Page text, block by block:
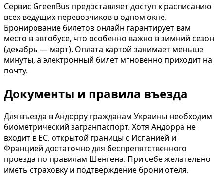
Сервис GreenBus предоставляет доступ к расписанию
всех ведущих перевозчиков в одном окне.
Бронирование билетов онлайн гарантирует вам
место в автобусе, что особенно важно в зимний сезон
(декабрь — март). Оплата картой занимает меньше
минуты, а электронный билет мгновенно приходит на
почту.
Документы и правила въезда
Для въезда в Андорру гражданам Украины необходим
биометрический загранпаспорт. Хотя Андорра не
входит в ЕС, открытой границы с Испанией и
Францией достаточно для беспрепятственного
проезда по правилам Шенгена. При себе желательно
иметь страховку и подтверждение брони отеля.